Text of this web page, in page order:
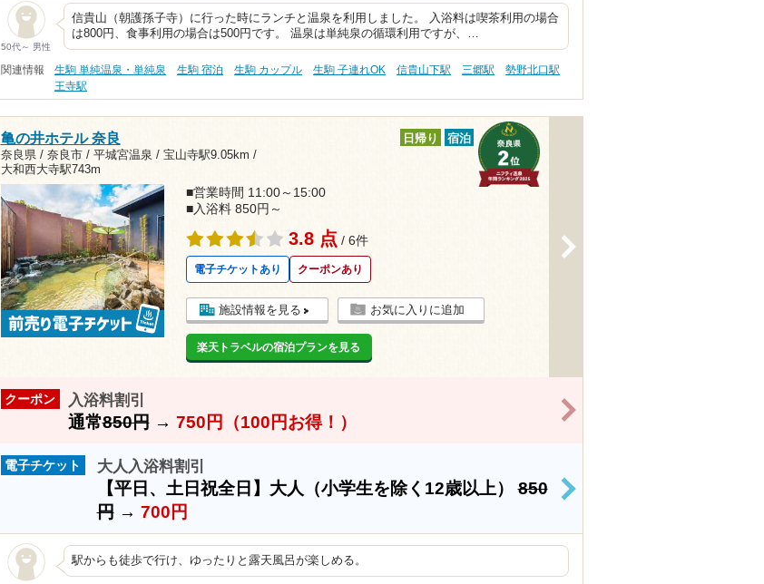
50代～ 男性
信貴山（朝護孫子寺）に行った時にランチと温泉を利用しました。 入浴料は喫茶利用の場合
は800円、食事利用の場合は500円です。 温泉は単純泉の循環利用ですが、…
関連情報 生駒 単純温泉・単純泉 生駒 宿泊 生駒 カップル 生駒 子連れOK 信貴山下駅 三郷駅
勢野北口駅
王寺駅
亀の井ホテル 奈良
奈良県 / 奈良市 / 平城宮温泉 / 宝山寺駅9.05km /
大和西大寺駅743m
日帰り 宿泊
■営業時間 11:00～15:00
■入浴料 850円～
3.8 点 / 6件
電子チケットあり クーポンあり
施設情報を見る お気に入りに追加
楽天トラベルの宿泊プランを見る
クーポン 入浴料割引
通常850円→ 750円（100円お得！）
>
電子チケット 大人入浴料割引
【平日、土日祝全日】大人（小学生を除く12歳以上）850
円→ 700円
>
駅からも徒歩で行け、ゆったりと露天風呂が楽しめる。